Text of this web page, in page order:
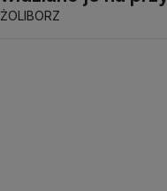
ŻOLIBORZ